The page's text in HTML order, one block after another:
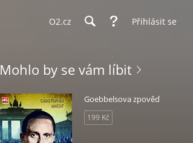
O2.cz Přihlásit se
Mohlo by se vám líbit
Goebbelsova zpověď
199 Kč